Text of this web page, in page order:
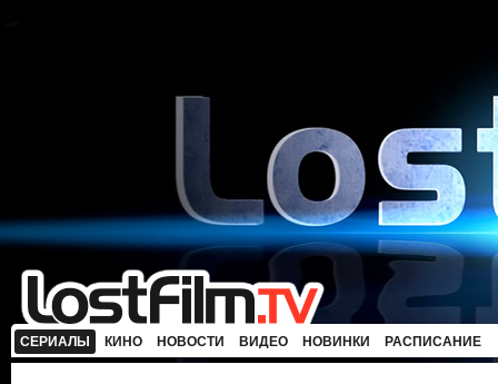
СЕРИАЛЫ КИНО НОВОСТИ ВИДЕО НОВИНКИ РАСПИСАНИЕ